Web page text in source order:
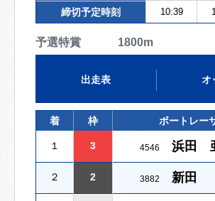
締切予定時刻 10:39
予選特賞 1800m
出走表 オ
着 枠 ボートレー
１ 3 4546 浜田
２ 2 3882 新田